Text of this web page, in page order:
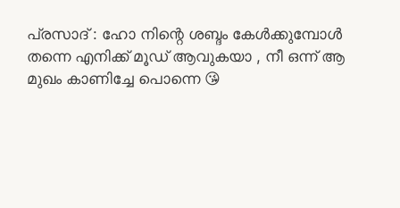
പ്രസാദ് : ഹോ നിന്റെ ശബ്ദം കേൾക്കുമ്പോൾ
തന്നെ എനിക്ക് മൂഡ് ആവുകയാ , നീ ഒന്ന് ആ
മുഖം കാണിച്ചേ പൊന്നെ 😘